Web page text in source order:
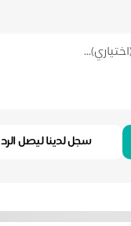
سجل لدينا ليصل الرد